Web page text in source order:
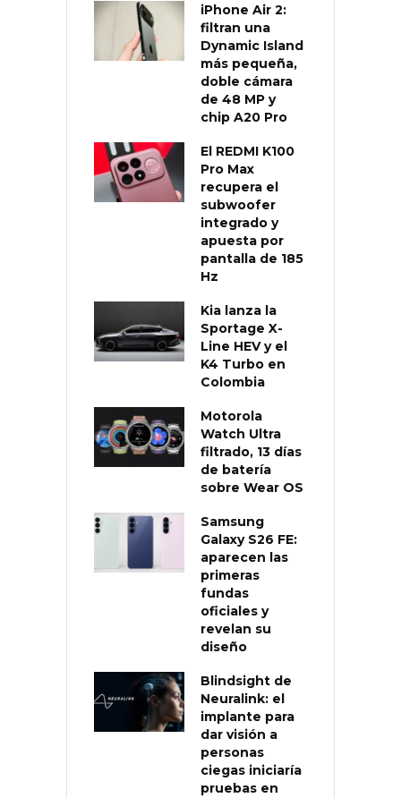
iPhone Air 2:
filtran una
Dynamic Island
más pequeña,
doble cámara
de 48 MP y
chip A20 Pro
El REDMI K100
Pro Max
recupera el
subwoofer
integrado y
apuesta por
pantalla de 185
Hz
Kia lanza la
Sportage X-
Line HEV y el
K4 Turbo en
Colombia
Motorola
Watch Ultra
filtrado, 13 días
de batería
sobre Wear OS
Samsung
Galaxy S26 FE:
aparecen las
primeras
fundas
oficiales y
revelan su
diseño
Blindsight de
Neuralink: el
implante para
dar visión a
personas
ciegas iniciaría
pruebas en